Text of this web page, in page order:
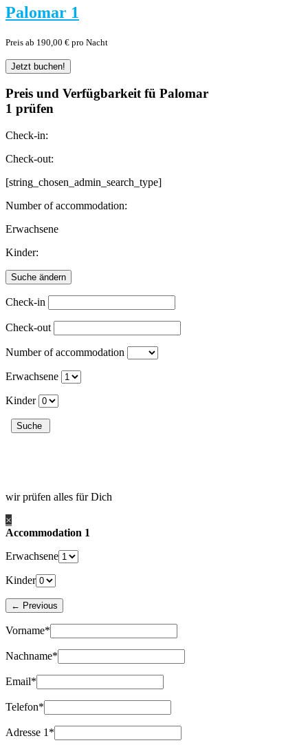
Palomar 1
Preis ab 190,00 € pro Nacht
Preis und Verfügbarkeit fü Palomar
1 prüfen
Check-in:
Check-out:
[string_chosen_admin_search_type]
Number of accommodation:
Erwachsene
Kinder:
Check-in
Check-out
Number of accommodation
Erwachsene
Kinder
wir prüfen alles für Dich
×
Accommodation 1
Erwachsene
Kinder
Vorname*
Nachname*
Email*
Telefon*
Adresse 1*